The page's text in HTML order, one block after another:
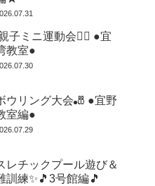
子ミニ運動会🏃‍♂️ ●宜
教室●
ウリング大会🎳 ●宜野
室編●
レチックプール遊び＆
訓練✨🎵3号館編🎵